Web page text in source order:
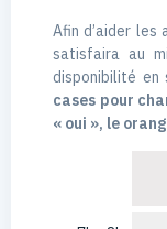
Afin d’aider les
satisfaira au
disponibilité en
cases pour
« oui », le